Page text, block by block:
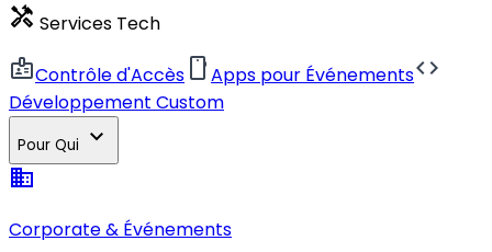
handyman Services Tech
badgeContrôle d'Accès smartphoneApps pour Événementscode
Développement Custom
Pour Qui expand_more
business
Corporate & Événements